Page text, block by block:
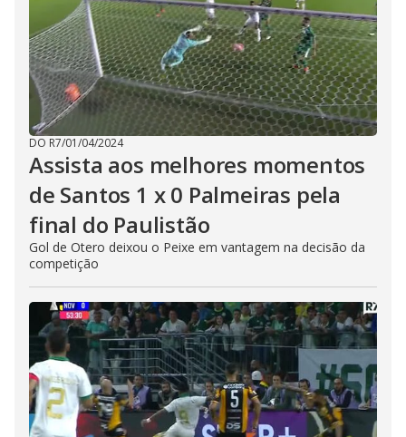
DO R7/01/04/2024
Assista aos melhores momentos
de Santos 1 x 0 Palmeiras pela
final do Paulistão
Gol de Otero deixou o Peixe em vantagem na decisão da
competição